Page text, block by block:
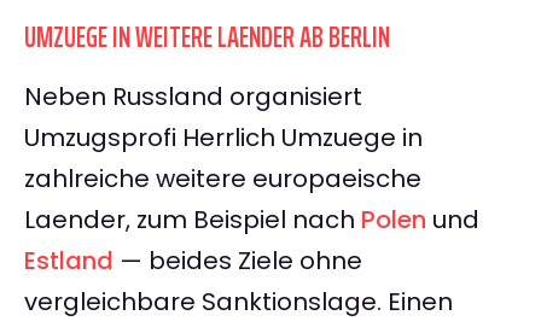
UMZUEGE IN WEITERE LAENDER AB BERLIN
Neben Russland organisiert
Umzugsprofi Herrlich Umzuege in
zahlreiche weitere europaeische
Laender, zum Beispiel nach Polen und
Estland — beides Ziele ohne
vergleichbare Sanktionslage. Einen